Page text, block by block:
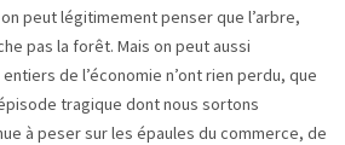
peut légitimement penser que l’arbre,
pas la forêt. Mais on peut aussi
de l’économie n’ont rien perdu, que
tragique dont nous sortons
à peser sur les épaules du commerce, de